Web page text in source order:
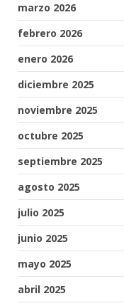
marzo 2026
febrero 2026
enero 2026
diciembre 2025
noviembre 2025
octubre 2025
septiembre 2025
agosto 2025
julio 2025
junio 2025
mayo 2025
abril 2025